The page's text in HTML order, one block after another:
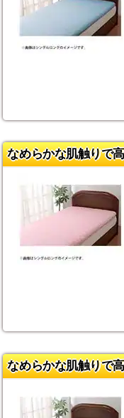
なめらかな肌触りで
なめらかな肌触りで